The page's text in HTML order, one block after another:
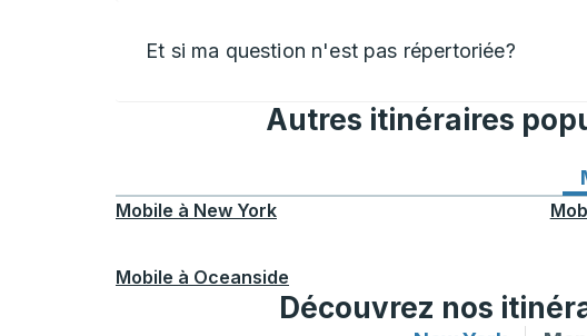
Et si ma question n'est pas répertoriée?
Autres itinéraires
Mobile à New York
Mobile à Oceanside
Découvrez nos